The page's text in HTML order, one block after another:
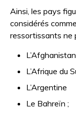
Ainsi, les pays
considérés
ressortissants ne
L’Afrique du
L’Argentine
Le Bahreïn ;